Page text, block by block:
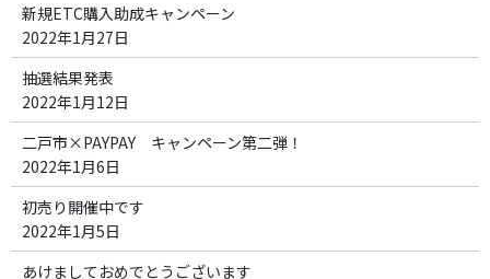
新規ETC購入助成キャンペーン
2022年1月27日
抽選結果発表
2022年1月12日
二戸市×PAYPAY キャンペーン第二弾！
2022年1月6日
初売り開催中です
2022年1月5日
あけましておめでとうございます